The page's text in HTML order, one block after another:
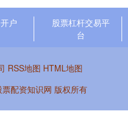
户
股票杠杆交易平
台
RSS地图 HTML地图
票配资知识网 版权所有